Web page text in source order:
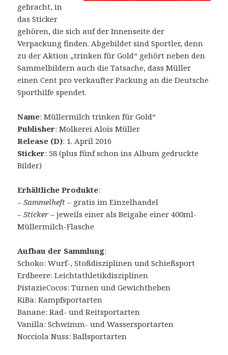
gebracht, in
das Sticker
gehören, die sich auf der Innenseite der
Verpackung finden. Abgebildet sind Sportler, denn
zu der Aktion „trinken für Gold“ gehört neben den
Sammelbildern auch die Tatsache, dass Müller
einen Cent pro verkaufter Packung an die Deutsche
Sporthilfe spendet.
Name: Müllermilch trinken für Gold“
Publisher: Molkerei Alois Müller
Release (D): 1. April 2016
Sticker: 58 (plus fünf schon ins Album gedruckte
Bilder)
Erhältliche Produkte:
–Sammelheft – gratis im Einzelhandel
–Sticker – jeweils einer als Beigabe einer 400ml-
Müllermilch-Flasche
Aufbau der Sammlung:
Schoko: Wurf-, Stoßdisziplinen und Schießsport
Erdbeere: Leichtathletikdisziplinen
PistazieCocos: Turnen und Gewichtheben
KiBa: Kampfsportarten
Banane: Rad- und Reitsportarten
Vanilla: Schwimm- und Wassersportarten
Nocciola Nuss: Ballsportarten